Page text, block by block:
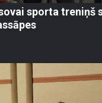
sporta treniņš